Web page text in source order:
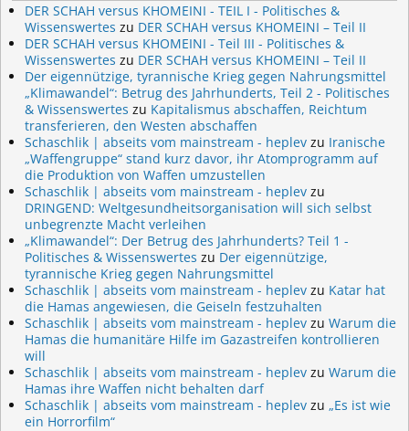
DER SCHAH versus KHOMEINI - TEIL I - Politisches &
Wissenswertes zu DER SCHAH versus KHOMEINI – Teil II
DER SCHAH versus KHOMEINI - Teil III - Politisches &
Wissenswertes zu DER SCHAH versus KHOMEINI – Teil II
Der eigennützige, tyrannische Krieg gegen Nahrungsmittel
„Klimawandel“: Betrug des Jahrhunderts, Teil 2 - Politisches
& Wissenswertes zu Kapitalismus abschaffen, Reichtum
transferieren, den Westen abschaffen
Schaschlik | abseits vom mainstream - heplev zu Iranische
„Waffengruppe“ stand kurz davor, ihr Atomprogramm auf
die Produktion von Waffen umzustellen
Schaschlik | abseits vom mainstream - heplev zu
DRINGEND: Weltgesundheitsorganisation will sich selbst
unbegrenzte Macht verleihen
„Klimawandel“: Der Betrug des Jahrhunderts? Teil 1 -
Politisches & Wissenswertes zu Der eigennützige,
tyrannische Krieg gegen Nahrungsmittel
Schaschlik | abseits vom mainstream - heplev zu Katar hat
die Hamas angewiesen, die Geiseln festzuhalten
Schaschlik | abseits vom mainstream - heplev zu Warum die
Hamas die humanitäre Hilfe im Gazastreifen kontrollieren
will
Schaschlik | abseits vom mainstream - heplev zu Warum die
Hamas ihre Waffen nicht behalten darf
Schaschlik | abseits vom mainstream - heplev zu „Es ist wie
ein Horrorfilm“